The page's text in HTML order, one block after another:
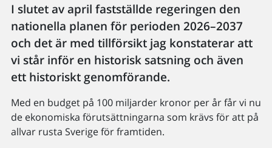
I slutet av april fastställde regeringen den
nationella planen för perioden 2026–2037
och det är med tillförsikt jag konstaterar att
vi står inför en historisk satsning och även
ett historiskt genomförande.
Med en budget på 100 miljarder kronor per år får vi nu
de ekonomiska förutsättningarna som krävs för att på
allvar rusta Sverige för framtiden.